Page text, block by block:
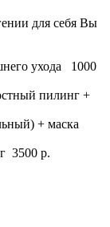
для себя Вы
ухода 1000
пилинг +
+ маска
3500 р.